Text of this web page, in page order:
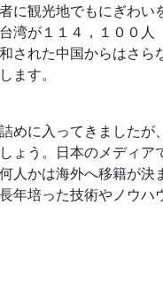
に観光地でもにぎわ
湾が１１４，１００
された中国からはさ
ます。
めに入ってきました
ょう。日本のメディア
人かは海外へ移籍が決
年培った技術やノウハ